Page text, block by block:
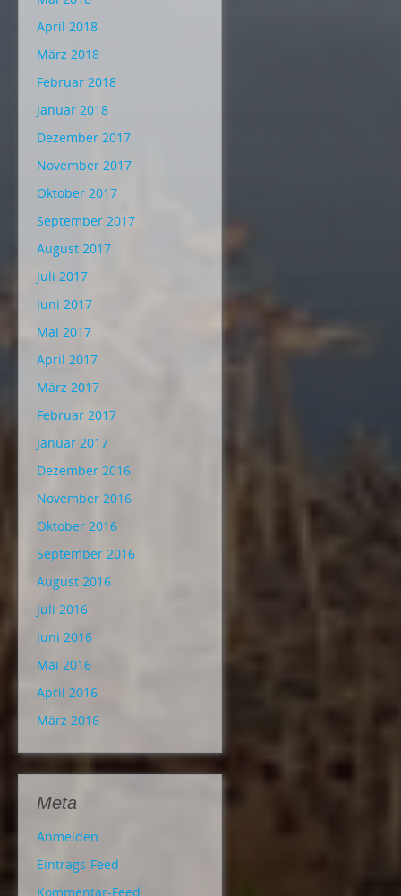
April 2018
März 2018
Februar 2018
Januar 2018
Dezember 2017
November 2017
Oktober 2017
September 2017
August 2017
Juli 2017
Juni 2017
Mai 2017
April 2017
März 2017
Februar 2017
Januar 2017
Dezember 2016
November 2016
Oktober 2016
September 2016
August 2016
Juli 2016
Juni 2016
Mai 2016
April 2016
März 2016
Meta
Anmelden
Eintrags-Feed
Kommentar-Feed